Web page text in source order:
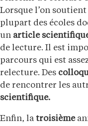
Lorsque l’on
plupart des écoles
un article
de lecture. Il est
parcours qui est
relecture. Des
de rencontrer les
scientifique.
Enfin, la troisième